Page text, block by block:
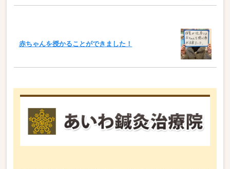
赤ちゃんを授かることができました！